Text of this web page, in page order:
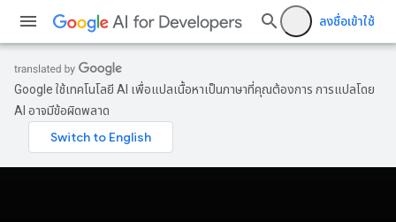
ลงชื่อเข้าใช้
Google ใช้เทคโนโลยี AI เพื่อแปลเนื้อหาเป็นภาษาที่คุณต้องการ การแปลโดย
AI อาจมีข้อผิดพลาด